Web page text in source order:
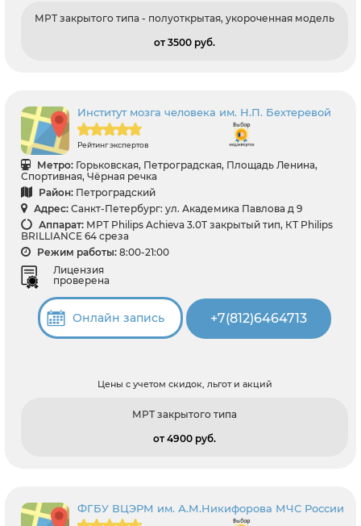
МРТ закрытого типа - полуоткрытая, укороченная модель
от 3500 pуб.
Институт мозга человека им. Н.П. Бехтеревой
Рейтинг экспертов
Метро: Горьковская, Петроградская, Площадь Ленина,
Спортивная, Чёрная речка
Район: Петроградский
Адрес: Санкт-Петербург: ул. Академика Павлова д 9
Аппарат: МРТ Philips Achieva 3.0T закрытый тип, КТ Philips
BRILLIANCE 64 среза
Режим работы: 8:00-21:00
Лицензия
проверена
Онлайн запись +7(812)6464713
Цены с учетом скидок, льгот и акций
МРТ закрытого типа
от 4900 pуб.
ФГБУ ВЦЭРМ им. А.М.Никифорова МЧС России